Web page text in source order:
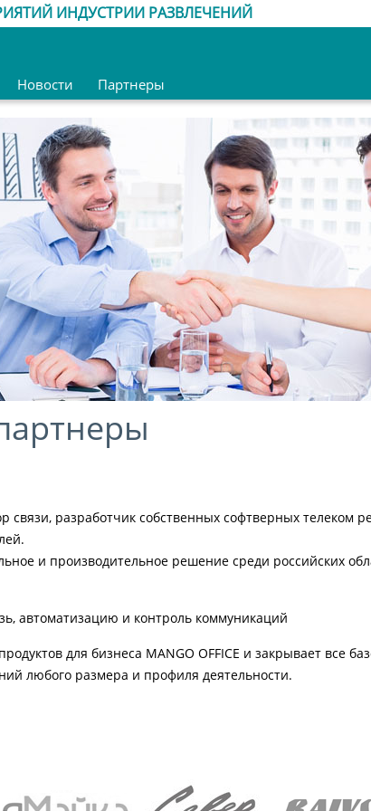
ИНДУСТРИИ РАЗВЛЕЧЕНИЙ
Новости Партнеры
связи, разработчик собственных софтверных телеком
и производительное решение среди российских
автоматизацию и контроль коммуникаций
для бизнеса MANGO OFFICE и закрывает все
любого размера и профиля деятельности.